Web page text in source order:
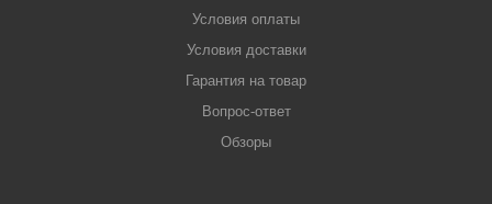
Условия оплаты
Условия доставки
Гарантия на товар
Вопрос-ответ
Обзоры